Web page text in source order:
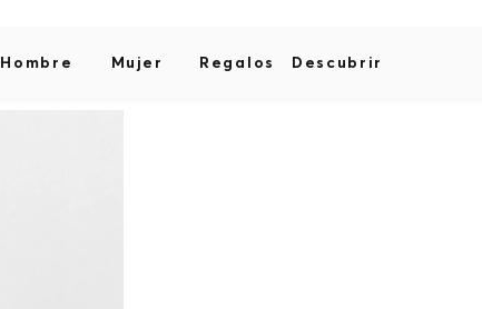
Hombre Mujer Regalos Descubrir